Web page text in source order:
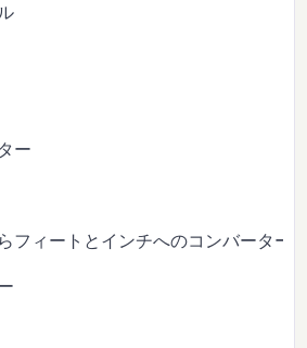
ー
フィートとインチへのコンバーター